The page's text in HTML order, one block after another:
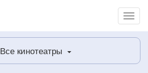
Все кинотеатры